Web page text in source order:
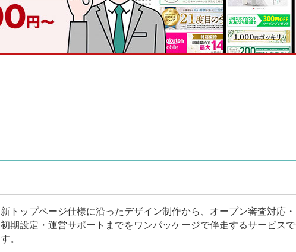
新トップページ仕様に沿ったデザイン制作から、オープン審査対応・
初期設定・運営サポートまでをワンパッケージで伴走するサービスで
す。